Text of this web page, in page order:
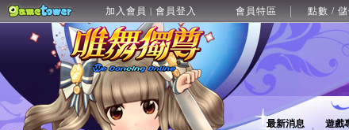
加入會員 | 會員登入 會員特區 點數 / 儲
最新消息 遊戲